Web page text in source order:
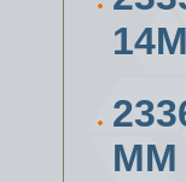
ММ